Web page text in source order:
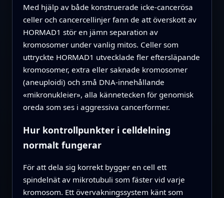
Med hjälp av både konstruerade icke‑cancerösa
celler och cancercellinjer fann de att överskott av
HORMAD1 stör en jämn separation av
kromosomer under vanlig mitos. Celler som
uttryckte HORMAD1 utvecklade fler eftersläpande
kromosomer, extra eller saknade kromosomer
(aneuploidi) och små DNA‑innehållande
«mikronukleier», alla kännetecken för genomisk
oreda som ses i aggressiva cancerformer.
Hur kontrollpunkter i celldelning
normalt fungerar
För att dela sig korrekt bygger en cell ett
spindelnät av mikrotubuli som fäster vid varje
kromosom. Ett övervakningssystem känt som